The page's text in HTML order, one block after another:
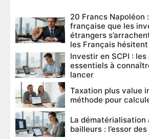
20 Francs Napoléon
française que les
étrangers
les Français
Investir en SCPI :
essentiels à
lancer
Taxation plus value
méthode pour
La dématérialisation
bailleurs : l’essor